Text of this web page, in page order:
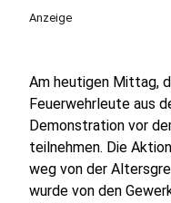
Anzeige
Am heutigen Mittag,
Feuerwehrleute aus
Demonstration vor
teilnehmen. Die
weg von der
wurde von den